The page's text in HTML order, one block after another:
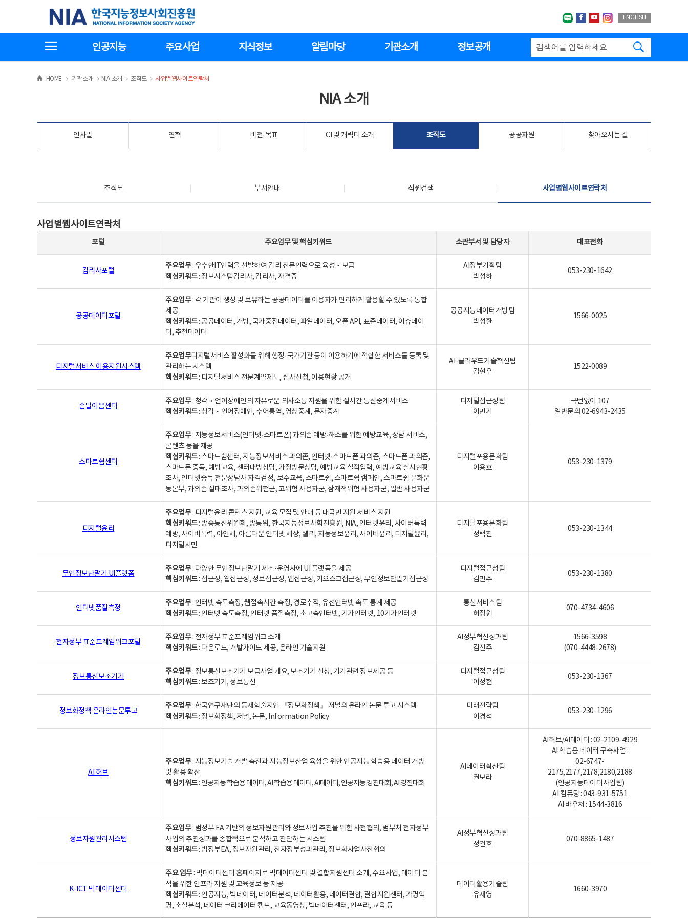
기
한국지능정보사회진흥원
네이버블로그
페이스북
유투브인스타그랩
ENGLISH
인공지능 주요사업 지식정보 알림마당 기관소개 정보공개
HOME >
기관소개 >NIA 소개 >
조직도 >
사업별웹사이트연락처
NIA 소개
인사말 연혁 비전·목표 CI 및 캐릭터 소개 조직도 공공자원 찾아오시는 길
조직도 부서안내 직원검색 사업별웹사이트연락처
사업별웹사이트연락처
포털 주요업무및핵심키워드 소관부서 및 담당자 대표전화
감리사포털
주요업무: 우수한IT인력을 선발하여 감리 전문인력으로 육성‧보급
핵심키워드: 정보시스템감리사, 감리사, 자격증
AI정부기획팀
박성하
053-230-1642
공공데이터포털
주요업무: 각 기관이 생성 및 보유하는 공공데이터를 이용자가 편리하게 활용할 수 있도록 통합
제공
핵심키워드: 공공데이터, 개방, 국가중점데이터, 파일데이터, 오픈 API, 표준데이터, 이슈데이
터, 추천데이터
공공지능데이터개방팀
박성환
1566-0025
디지털서비스 이용지원시스템
주요업무디지털서비스 활성화를 위해 행정·국가기관 등이 이용하기에 적합한 서비스를 등록 및
관리하는 시스템
핵심키워드: 디지털서비스 전문계약제도, 심사신청, 이용현황 공개
AI-클라우드기술혁신팀
김현우
1522-0089
손말이음센터
주요업무: 청각‧언어장애인의 자유로운 의사소통 지원을 위한 실시간 통신중계서비스
핵심키워드: 청각‧언어장애인, 수어통역, 영상중계, 문자중계
디지털접근성팀
이민기
국번없이 107
일반문의 02-6943-2435
스마트쉼센터
주요업무: 지능정보서비스(인터넷·스마트폰) 과의존 예방·해소를 위한 예방교육, 상담 서비스,
콘텐츠 등을 제공
핵심키워드: 스마트쉼센터, 지능정보서비스 과의존, 인터넷·스마트폰 과의존, 스마트폰 과의존,
스마트폰 중독, 예방교육, 센터내방상담, 가정방문상담, 예방교육 실적입력, 예방교육 실시현황
조사, 인터넷중독 전문상담사 자격검정, 보수교육, 스마트쉼, 스마트쉼 캠페인, 스마트쉼 문화운
동본부, 과의존 실태조사, 과의존위험군, 고위험 사용자군, 잠재적위험 사용자군, 일반 사용자군
디지털포용문화팀
이용호
053-230-1379
디지털윤리
주요업무: 디지털윤리 콘텐츠 지원, 교육 모집 및 안내 등 대국민 지원 서비스 지원
핵심키워드: 방송통신위원회, 방통위, 한국지능정보사회진흥원, NIA, 인터넷윤리, 사이버폭력
예방, 사이버폭력, 아인세, 아름다운 인터넷 세상, 웰리, 지능정보윤리, 사이버윤리, 디지털윤리,
디지털시민
디지털포용문화팀
정택진
053-230-1344
무인정보단말기 UI플랫폼
주요업무: 다양한 무인정보단말기 제조·운영사에 UI 플랫폼을 제공
핵심키워드: 접근성, 웹접근성, 정보접근성, 앱접근성, 키오스크접근성, 무인정보단말기접근성
디지털접근성팀
김민수
053-230-1380
인터넷품질측정
주요업무: 인터넷 속도측정, 웹접속시간 측정, 경로추적, 유선인터넷 속도 통계 제공
핵심키워드: 인터넷 속도측정, 인터넷 품질측정, 초고속인터넷, 기가인터넷, 10기가인터넷
통신서비스팀
허정원
070-4734-4606
전자정부 표준프레임워크포털
주요업무: 전자정부 표준프레임워크 소개
핵심키워드: 다운로드, 개발가이드 제공, 온라인 기술지원
AI정부혁신성과팀
김진주
1566-3598
(070-4448-2678)
정보통신보조기기
주요업무: 정보통신보조기기 보급사업 개요, 보조기기 신청, 기기관련 정보제공 등
핵심키워드: 보조기기, 정보통신
디지털접근성팀
이정현
053-230-1367
정보화정책 온라인논문투고
주요업무: 한국연구재단의 등재학술지인 『정보화정책』 저널의 온라인 논문 투고 시스템
핵심키워드: 정보화정책, 저널, 논문, Information Policy
미래전략팀
이경석
053-230-1296
AI 허브
주요업무: 지능정보기술 개발 촉진과 지능정보산업 육성을 위한 인공지능 학습용 데이터 개방
및 활용 확산
핵심키워드: 인공지능 학습용 데이터, AI 학습용 데이터, AI데이터, 인공지능 경진대회, AI 경진대회
AI데이터확산팀
권보라
AI허브/AI데이터 : 02-2109-4929
AI 학습용 데이터 구축사업 :
02-6747-
2175,2177,2178,2180,2188
(인공지능데이터사업팀)
AI 컴퓨팅 : 043-931-5751
AI 바우처 : 1544-3816
정보자원관리시스템
주요업무: 범정부 EA 기반의 정보자원관리와 정보사업 추진을 위한 사전협의, 범부처 전자정부
사업의 추진성과를 종합적으로 분석하고 진단하는 시스템
핵심키워드: 범정부EA, 정보자원관리, 전자정부성과관리, 정보화사업사전협의
AI정부혁신성과팀
정건호
070-8865-1487
K-ICT 빅데이터센터
주요 업무: 빅데이터센터 홈페이지로 빅데이터센터 및 결합지원센터 소개, 주요사업, 데이터 분
석을 위한 인프라 지원 및 교육정보 등 제공
핵심키워드: 인공지능, 빅데이터, 데이터분석, 데이터활용, 데이터결합, 결합지원센터, 가명익
명, 소셜분석, 데이터 크리에이터 캠프, 교육동영상, 빅데이터센터, 인프라, 교육 등
데이터활용기술팀
유재영
1660-3970